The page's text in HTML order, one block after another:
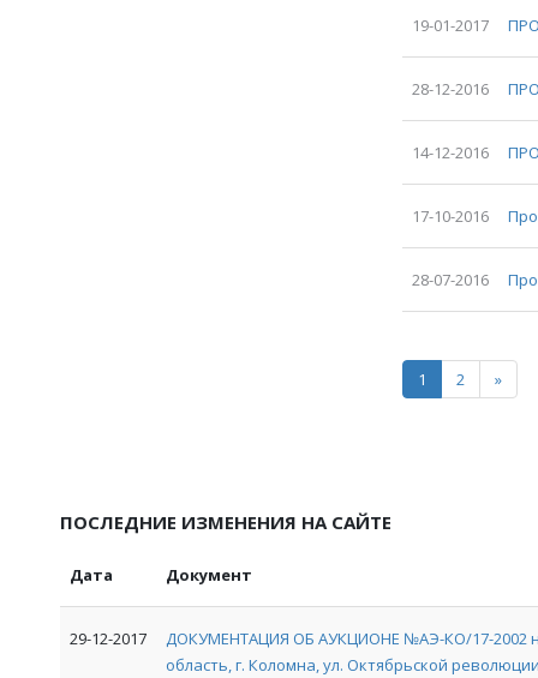
19-01-2017
28-12-2016
14-12-2016
17-10-2016
28-07-2016
1 2 »
ПОСЛЕДНИЕ ИЗМЕНЕНИЯ НА САЙТЕ
Дата Документ
29-12-2017
ДОКУМЕНТАЦИЯ ОБ АУКЦИОНЕ №АЭ-КО/17-2002
область, г. Коломна, ул. Октябрьской